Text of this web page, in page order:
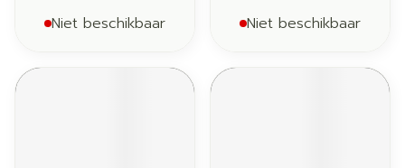
Niet beschikbaar Niet beschikbaar